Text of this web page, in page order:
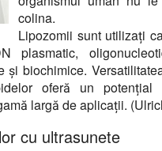
colina.
Lipozomii sunt utilizați
plasmatic,
și biochimice.
oferă un potențial
largă de aplicații.
cu ultrasunete